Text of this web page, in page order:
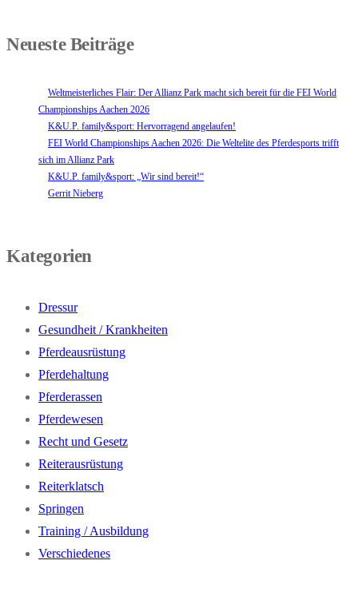
Neueste Beiträge
Weltmeisterliches Flair: Der Allianz Park macht sich bereit für die FEI World
Championships Aachen 2026
K&U.P. family&sport: Hervorragend angelaufen!
FEI World Championships Aachen 2026: Die Weltelite des Pferdesports trifft
sich im Allianz Park
K&U.P. family&sport: „Wir sind bereit!“
Gerrit Nieberg
Kategorien
Dressur
Gesundheit / Krankheiten
Pferdeausrüstung
Pferdehaltung
Pferderassen
Pferdewesen
Recht und Gesetz
Reiterausrüstung
Reiterklatsch
Springen
Training / Ausbildung
Verschiedenes